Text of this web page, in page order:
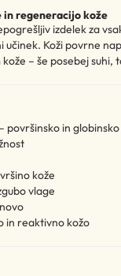
in regeneracijo kože
izdelek za
učinek. Koži povrne
– še posebej suhi,
površinsko in globinsko
kože
vlage
in reaktivno kožo